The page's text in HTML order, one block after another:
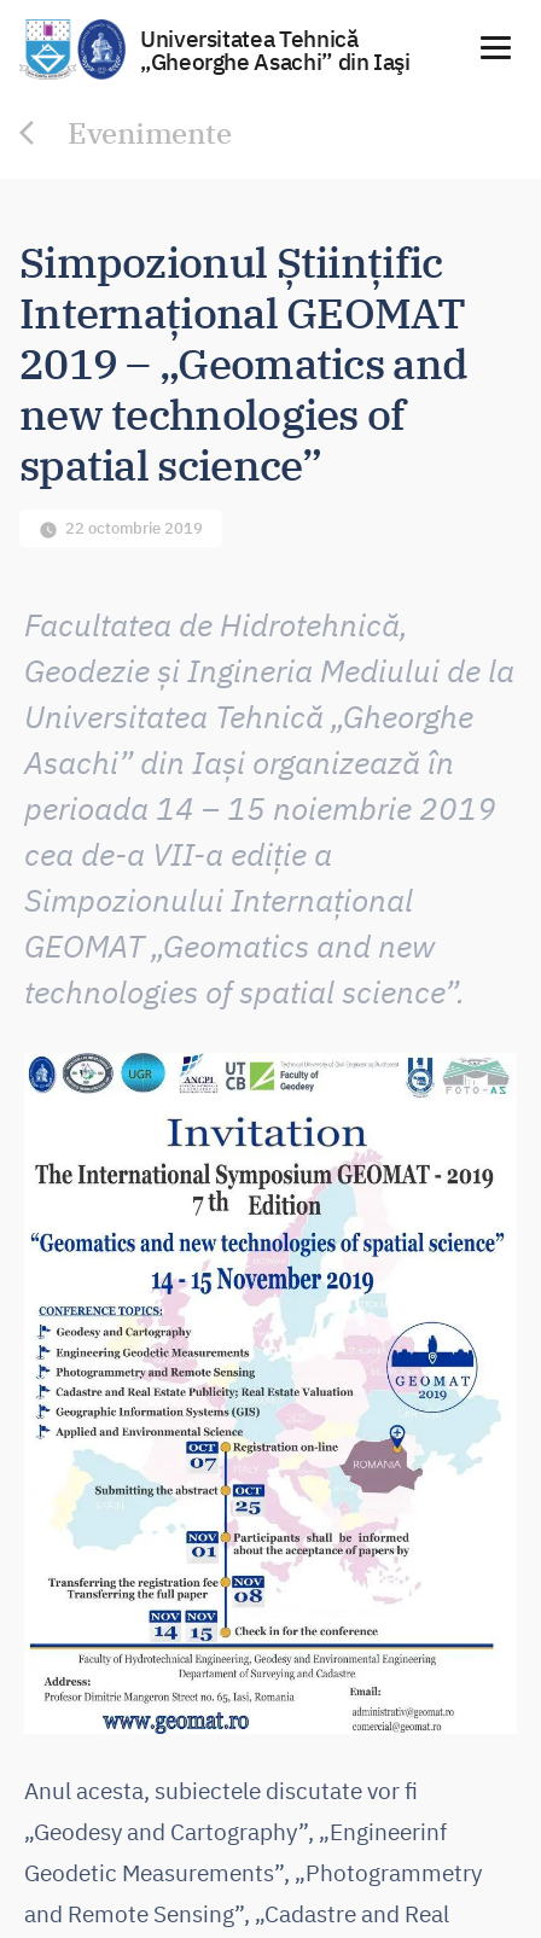
Universitatea Tehnică
„Gheorghe Asachi” din Iaşi
Evenimente
Simpozionul Științific
Internațional GEOMAT
2019 – „Geomatics and
new technologies of
spatial science”
22 octombrie 2019
Facultatea de Hidrotehnică,
Geodezie și Ingineria Mediului de la
Universitatea Tehnică „Gheorghe
Asachi” din Iași organizează în
perioada 14 – 15 noiembrie 2019
cea de-a VII-a ediție a
Simpozionului Internațional
GEOMAT „Geomatics and new
technologies of spatial science”.
Anul acesta, subiectele discutate vor fi
„Geodesy and Cartography”, „Engineerinf
Geodetic Measurements”, „Photogrammetry
and Remote Sensing”, „Cadastre and Real